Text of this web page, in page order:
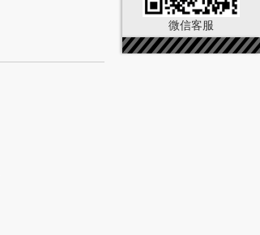
微信客服